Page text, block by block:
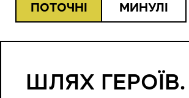
ПОТОЧНІ МИНУЛІ
ШЛЯХ ГЕРОЇВ.